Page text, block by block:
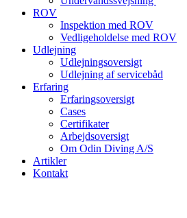
ROV
Inspektion med ROV
Vedligeholdelse med ROV
Udlejning
Udlejningsoversigt
Udlejning af servicebåd
Erfaring
Erfaringsoversigt
Cases
Certifikater
Arbejdsoversigt
Om Odin Diving A/S
Artikler
Kontakt